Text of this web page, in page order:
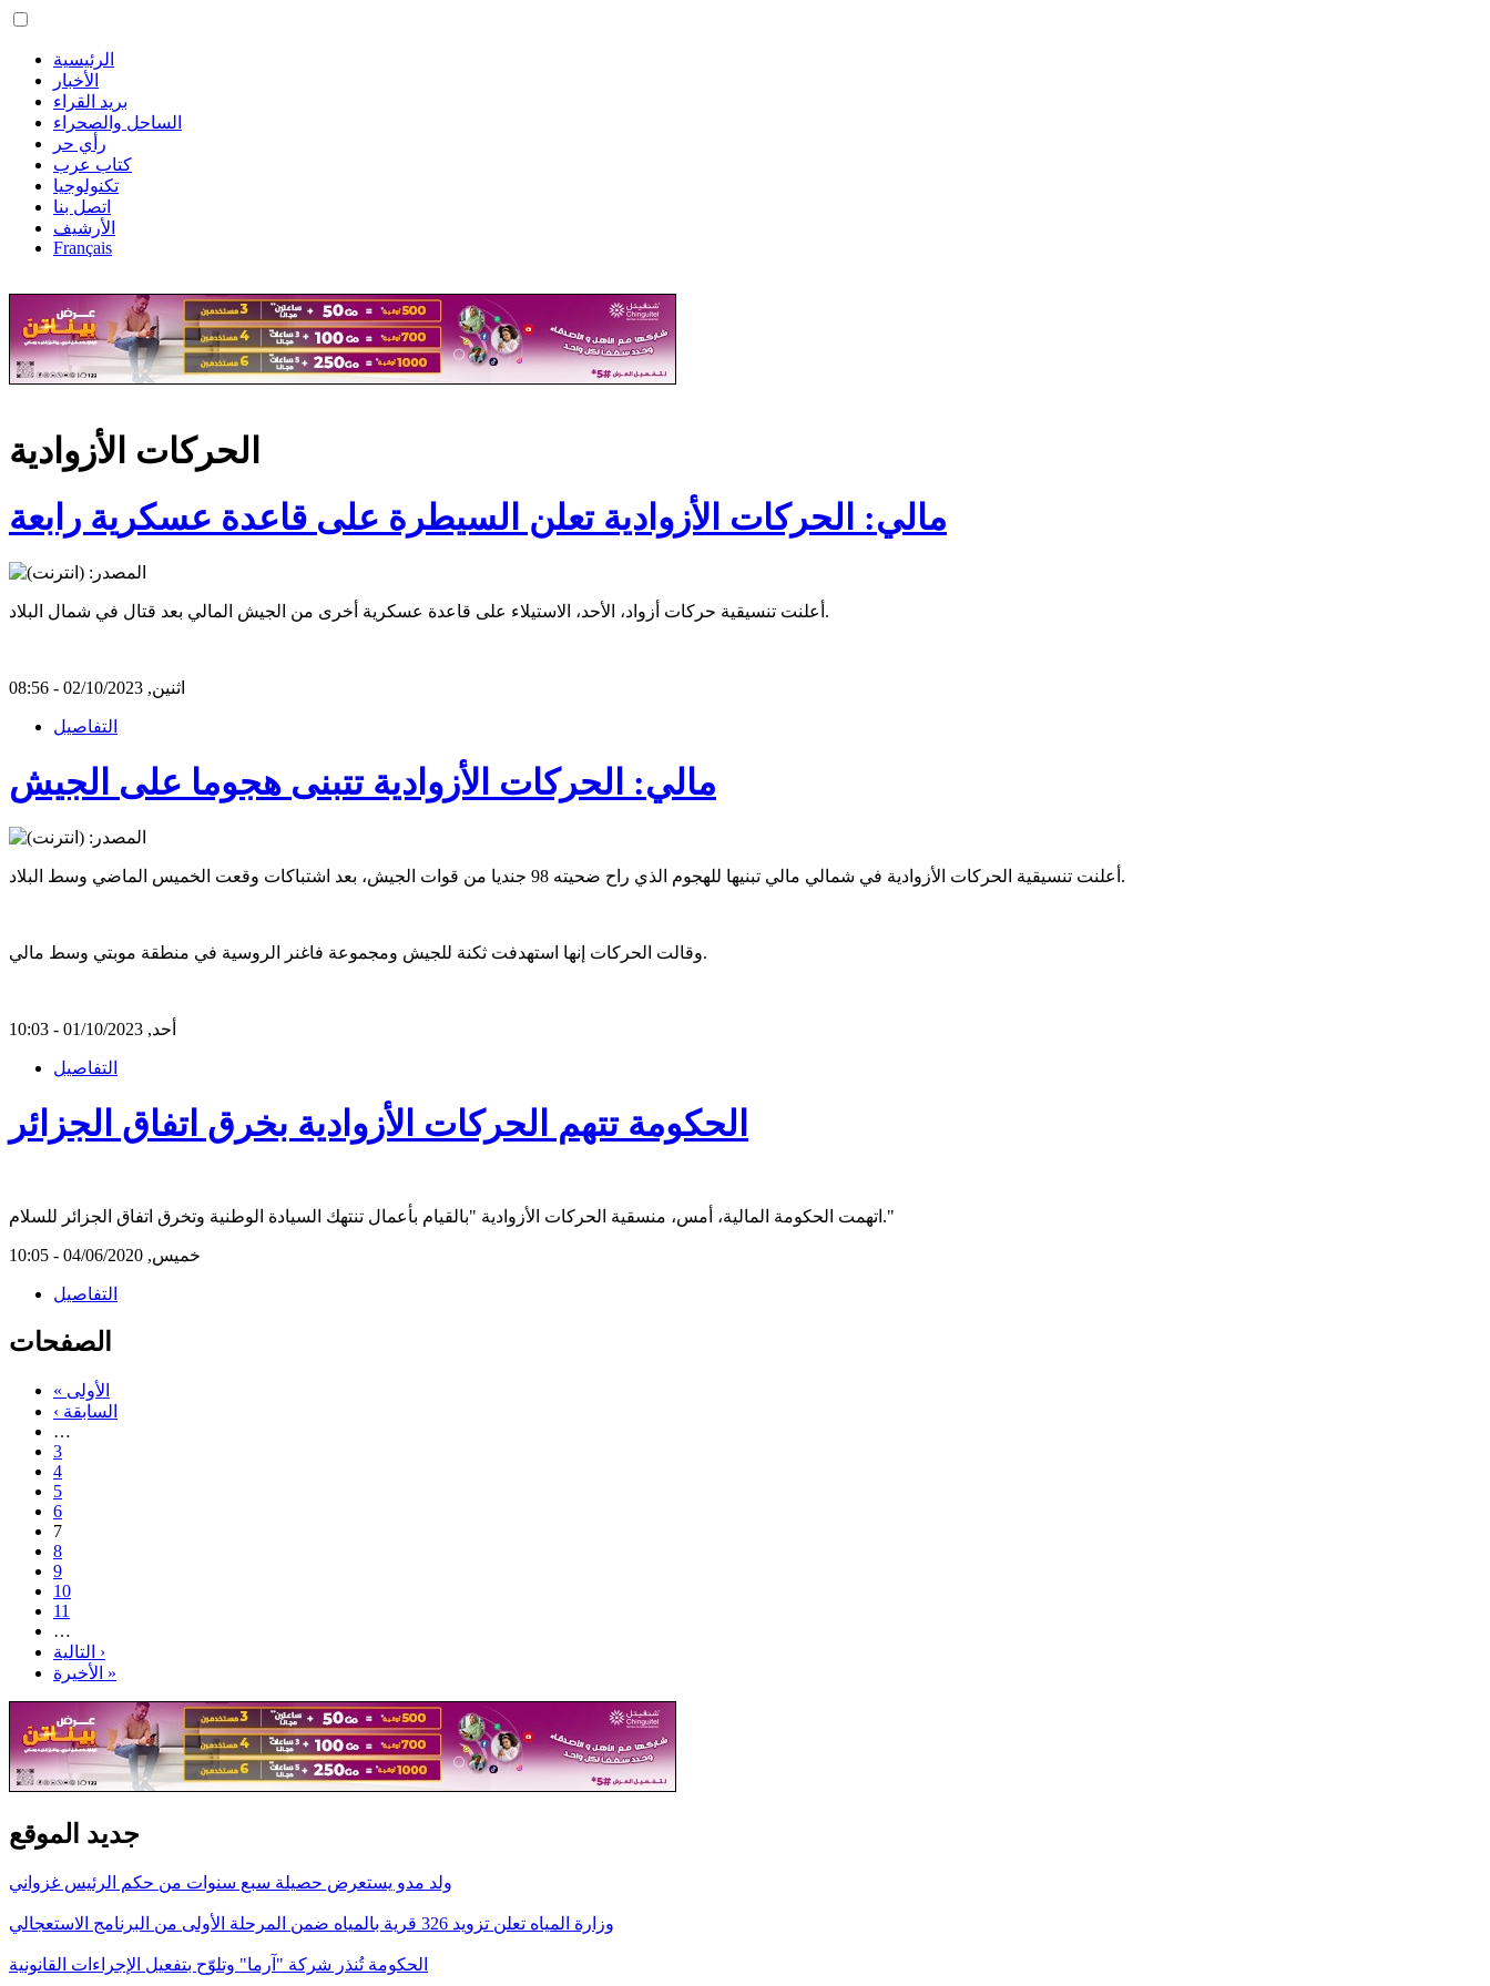
الرئيسية
الأخبار
بريد القراء
الساحل والصحراء
رأي حر
كتاب عرب
تكنولوجيا
اتصل بنا
الأرشيف
Français
الحركات الأزوادية
مالي: الحركات الأزوادية تعلن السيطرة على قاعدة عسكرية رابعة
أعلنت تنسيقية حركات أزواد، الأحد، الاستيلاء على قاعدة عسكرية أخرى من الجيش المالي بعد قتال في شمال البلاد.
اثنين, 02/10/2023 - 08:56
التفاصيل
مالي: الحركات الأزوادية تتبنى هجوما على الجيش
أعلنت تنسيقية الحركات الأزوادية في شمالي مالي تبنيها للهجوم الذي راح ضحيته 98 جنديا من قوات الجيش، بعد اشتباكات وقعت الخميس الماضي وسط البلاد.
وقالت الحركات إنها استهدفت ثكنة للجيش ومجموعة فاغنر الروسية في منطقة موبتي وسط مالي.
أحد, 01/10/2023 - 10:03
التفاصيل
الحكومة تتهم الحركات الأزوادية بخرق اتفاق الجزائر
اتهمت الحكومة المالية، أمس، منسقية الحركات الأزوادية "بالقيام بأعمال تنتهك السيادة الوطنية وتخرق اتفاق الجزائر للسلام."
خميس, 04/06/2020 - 10:05
التفاصيل
الصفحات
« الأولى
‹ السابقة
…
3
4
5
6
7
8
9
10
11
…
التالية ›
الأخيرة »
جديد الموقع
ولد مدو يستعرض حصيلة سبع سنوات من حكم الرئيس غزواني
وزارة المياه تعلن تزويد 326 قرية بالمياه ضمن المرحلة الأولى من البرنامج الاستعجالي
الحكومة تُنذر شركة "آرما" وتلوّح بتفعيل الإجراءات القانونية